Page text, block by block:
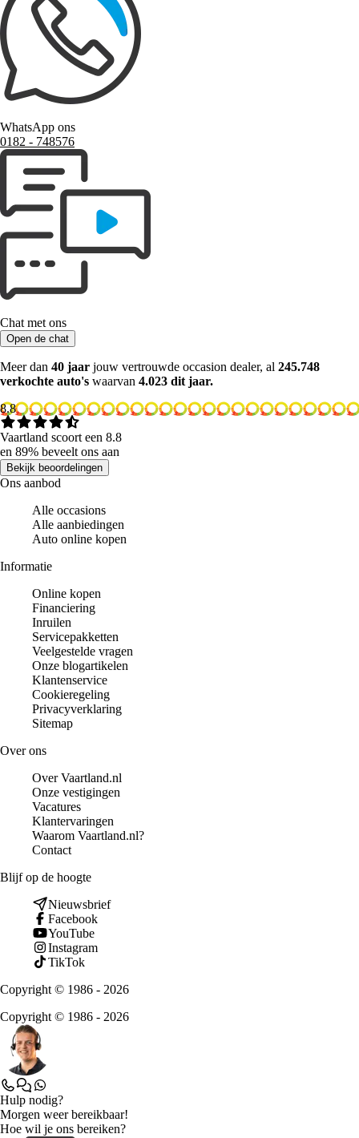
WhatsApp ons
0182 ‑ 748576
Chat met ons
Open de chat
Meer dan 40 jaar jouw vertrouwde occasion dealer, al 245.748
verkochte auto's waarvan 4.023 dit jaar.
8.8
Vaartland scoort een 8.8
en 89% beveelt ons aan
Bekijk beoordelingen
Ons aanbod
Alle occasions
Alle aanbiedingen
Auto online kopen
Informatie
Online kopen
Financiering
Inruilen
Servicepakketten
Veelgestelde vragen
Onze blogartikelen
Klantenservice
Cookieregeling
Privacyverklaring
Sitemap
Over ons
Over Vaartland.nl
Onze vestigingen
Vacatures
Klantervaringen
Waarom Vaartland.nl?
Contact
Blijf op de hoogte
Nieuwsbrief
Facebook
YouTube
Instagram
TikTok
Copyright © 1986 - 2026
Copyright © 1986 - 2026
Hulp nodig?
Morgen weer bereikbaar!
Hoe wil je ons bereiken?